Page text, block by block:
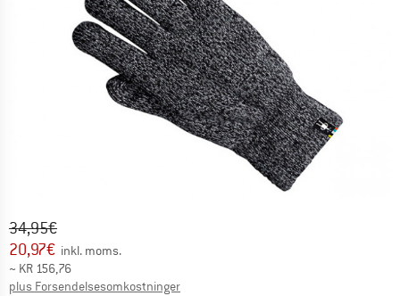
Original pris :
34,95€
Pris:
20,97€ inkl. moms.
~ KR 156,76
plus ForsendelsesomkostningerOplysninger om